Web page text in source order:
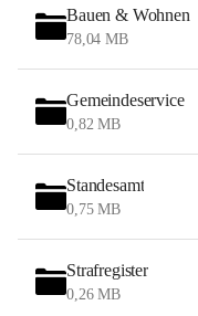
Bauen & Wohnen
78,04 MB
Gemeindeservice
0,82 MB
Standesamt
0,75 MB
Strafregister
0,26 MB